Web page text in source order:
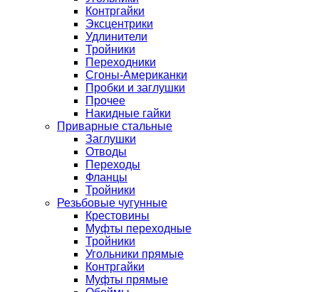
Контргайки
Эксцентрики
Удлинители
Тройники
Переходники
Сгоны-Американки
Пробки и заглушки
Прочее
Накидные гайки
Приварные стальные
Заглушки
Отводы
Переходы
Фланцы
Тройники
Резьбовые чугунные
Крестовины
Муфты переходные
Тройники
Угольники прямые
Контргайки
Муфты прямые